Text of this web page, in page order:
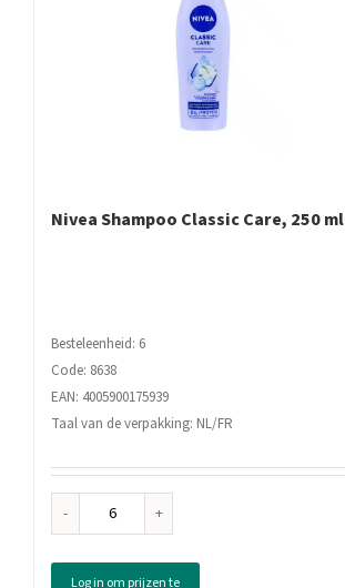
Nivea Shampoo Classic Care, 250 ml
Besteleenheid: 6
Code: 8638
EAN: 4005900175939
Taal van de verpakking: NL/FR
Nivea
Classic
Log in om prijzen te